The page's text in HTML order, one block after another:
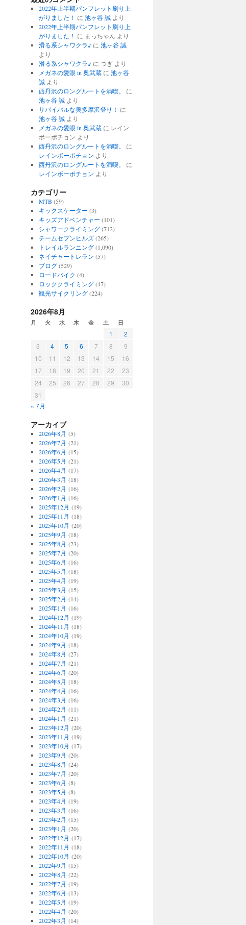
2022年上半期パンフレット刷り上
がりました！ に 池ヶ谷 誠より
2022年上半期パンフレット刷り上
がりました！ に まっちゃん より
滑る系シャワクラ♪に 池ヶ谷 誠
より
滑る系シャワクラ♪に つぎより
メガネの愛眼 in 奥武蔵に 池ヶ谷
誠より
西丹沢のロングルートを満喫。
に
池ヶ谷 誠より
サバイバルな奥多摩沢登り！ に
池ヶ谷 誠より
メガネの愛眼 in 奥武蔵に レイン
ボーポチョン より
西丹沢のロングルートを満喫。
に
レインボーポチョン より
西丹沢のロングルートを満喫。
に
レインボーポチョン より
カテゴリー
MTB (59)
キックスケーター (3)
キッズアドベンチャー (101)
シャワークライミング(712)
チームセブンヒルズ(265)
トレイルランニング(1,090)
ネイチャートレラン (57)
ブログ(529)
ロードバイク (4)
ロッククライミング(47)
観光サイクリング(224)
2026年8月
月 火 水 木 金 土 日
1
2
3
4 5 6 7 8
9
10
11 12 13 14 15
16
17
18 19 20 21 22
23
24
25 26 27 28 29
30
31
« 7月
アーカイブ
2026年8月 (5)
2026年7月 (21)
2026年6月 (15)
2026年5月 (21)
2026年4月 (17)
2026年3月 (18)
2026年2月 (16)
2026年1月 (16)
2025年12月 (19)
2025年11月 (18)
2025年10月 (20)
2025年9月 (18)
2025年8月 (23)
2025年7月 (20)
2025年6月 (16)
2025年5月 (18)
2025年4月 (19)
2025年3月 (15)
2025年2月 (14)
2025年1月 (16)
2024年12月 (19)
2024年11月 (18)
2024年10月 (19)
2024年9月 (18)
2024年8月 (27)
2024年7月 (21)
2024年6月 (20)
2024年5月 (18)
2024年4月 (16)
2024年3月 (16)
2024年2月 (11)
2024年1月 (21)
2023年12月 (20)
2023年11月 (19)
2023年10月 (17)
2023年9月 (20)
2023年8月 (24)
2023年7月 (20)
2023年6月 (8)
2023年5月 (8)
2023年4月 (19)
2023年3月 (16)
2023年2月 (15)
2023年1月 (20)
2022年12月 (17)
2022年11月 (18)
2022年10月 (20)
2022年9月 (15)
2022年8月 (22)
2022年7月 (19)
2022年6月 (13)
2022年5月 (19)
2022年4月 (20)
2022年3月 (14)